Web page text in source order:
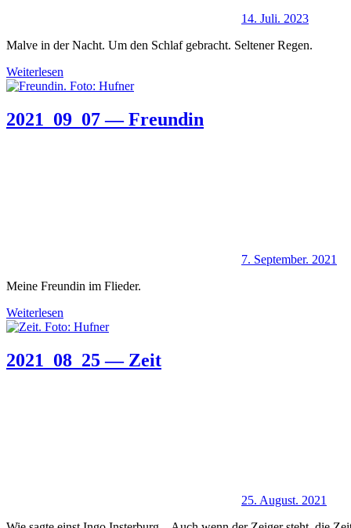
14. Juli. 2023
Malve in der Nacht. Um den Schlaf gebracht. Seltener Regen.
Weiterlesen
2021_09_07 — Freundin
7. September. 2021
Meine Freundin im Flieder.
Weiterlesen
2021_08_25 — Zeit
25. August. 2021